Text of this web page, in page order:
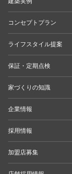
コンセプトプラン
ライフスタイル提案
保証・定期点検
家づくりの知識
企業情報
採用情報
加盟店募集